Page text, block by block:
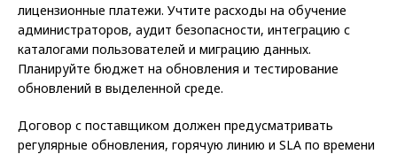
лицензионные платежи. Учтите расходы на обучение
администраторов, аудит безопасности, интеграцию с
каталогами пользователей и миграцию данных.
Планируйте бюджет на обновления и тестирование
обновлений в выделенной среде.
Договор с поставщиком должен предусматривать
регулярные обновления, горячую линию и SLA по времени